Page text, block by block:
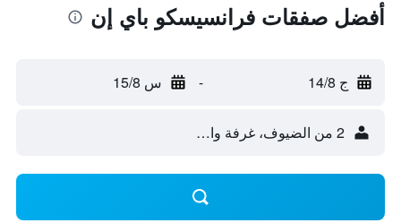
أفضل صفقات فرانسيسكو باي إن
ج 14/8 - س 15/8
2 من الضيوف، غرفة واحدة